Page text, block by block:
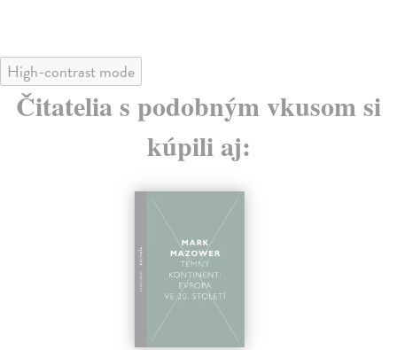
High-contrast mode
Čitatelia s podobným vkusom si
kúpili aj: